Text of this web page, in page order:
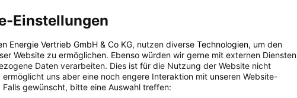
Blüten. Dadurch hat die Blüte kaum Zeit die
Außerdem verfügen Bienen über ein sehr effektives
Mengen im Honig zurückbleiben. In der Stadt
und daher auch keine Rückstände im Honig. Das
machen als reinen Sortenhonig vom Land.
Einstellungen
Energie Vertrieb GmbH & Co KG, nutzen diverse Technologien, um den
Website zu ermöglichen. Ebenso würden wir gerne mit externen Diensten
Daten verarbeiten. Dies ist für die Nutzung der Website nicht
ermöglicht uns aber eine noch engere Interaktion mit unseren Website-
Falls gewünscht, bitte eine Auswahl treffen: